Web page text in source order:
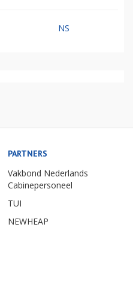
NS
PARTNERS
Vakbond Nederlands
Cabinepersoneel
TUI
NEWHEAP